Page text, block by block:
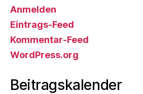
Anmelden
Eintrags-Feed
Kommentar-Feed
WordPress.org
Beitragskalender